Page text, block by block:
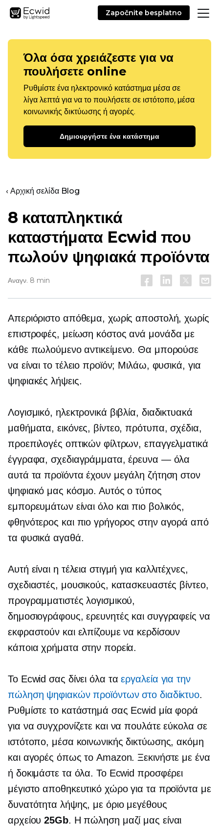
Započnite besplatno
Όλα όσα χρειάζεστε για να
πουλήσετε online
Ρυθμίστε ένα ηλεκτρονικό κατάστημα μέσα σε
λίγα λεπτά για να το πουλήσετε σε ιστότοπο, μέσα
κοινωνικής δικτύωσης ή αγορές.
Δημιουργήστε ένα κατάστημα
‹ Αρχική σελίδα Blog
8 καταπληκτικά
καταστήματα Ecwid που
πωλούν ψηφιακά προϊόντα
Αναγν. 8 min
Απεριόριστο απόθεμα, χωρίς αποστολή, χωρίς
επιστροφές, μείωση κόστος ανά μονάδα με
κάθε πωλούμενο αντικείμενο. Θα μπορούσε
να είναι το τέλειο προϊόν; Μιλάω, φυσικά, για
ψηφιακές λήψεις.
Λογισμικό, ηλεκτρονικά βιβλία, διαδικτυακά
μαθήματα, εικόνες, βίντεο, πρότυπα, σχέδια,
προεπιλογές οπτικών φίλτρων, επαγγελματικά
έγγραφα, σχεδιαγράμματα, έρευνα — όλα
αυτά τα προϊόντα έχουν μεγάλη ζήτηση στον
ψηφιακό μας κόσμο. Αυτός ο τύπος
εμπορευμάτων είναι όλο και πιο βολικός,
φθηνότερος και πιο γρήγορος στην αγορά από
τα φυσικά αγαθά.
Αυτή είναι η τέλεια στιγμή για καλλιτέχνες,
σχεδιαστές, μουσικούς, κατασκευαστές βίντεο,
προγραμματιστές λογισμικού,
δημοσιογράφους, ερευνητές και συγγραφείς να
εκφραστούν και ελπίζουμε να κερδίσουν
κάποια χρήματα στην πορεία.
Το Ecwid σας δίνει όλα ταεργαλεία για την
πώληση ψηφιακών προϊόντων στο διαδίκτυο.
Ρυθμίστε το κατάστημά σας Ecwid μία φορά
για να συγχρονίζετε και να πουλάτε εύκολα σε
ιστότοπο, μέσα κοινωνικής δικτύωσης, ακόμη
και αγορές όπως το Amazon. Ξεκινήστε με ένα
ή δοκιμάστε τα όλα. Το Ecwid προσφέρει
μέγιστο αποθηκευτικό χώρο για τα προϊόντα με
δυνατότητα λήψης, με όριο μεγέθους
αρχείου25Gb. Η πώληση μαζί μας είναι